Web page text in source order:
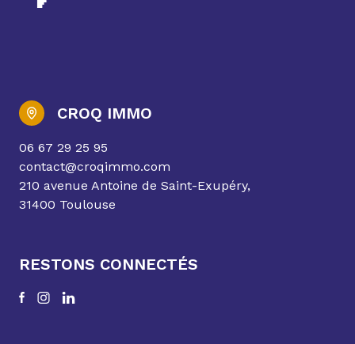
CROQ IMMO
06 67 29 25 95
contact@croqimmo.com
210 avenue Antoine de Saint-Exupéry,
31400 Toulouse
RESTONS CONNECTÉS